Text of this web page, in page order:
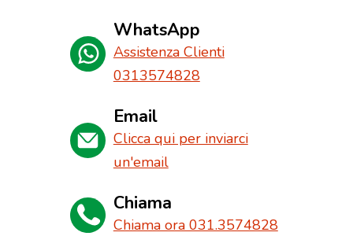
WhatsApp
Assistenza Clienti
0313574828
Email
Clicca qui per inviarci
un'email
Chiama
Chiama ora 031.3574828